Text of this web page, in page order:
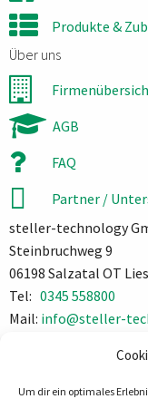
Um dir ein optimales
Produkte &
Über uns
AGB
FAQ
Partner /
steller-technology
Steinbruchweg 9
06198 Salzatal OT
Tel: 0345 558800
Mail: info@steller-